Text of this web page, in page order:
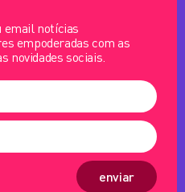
email notícias
empoderadas com as
novidades sociais.
enviar